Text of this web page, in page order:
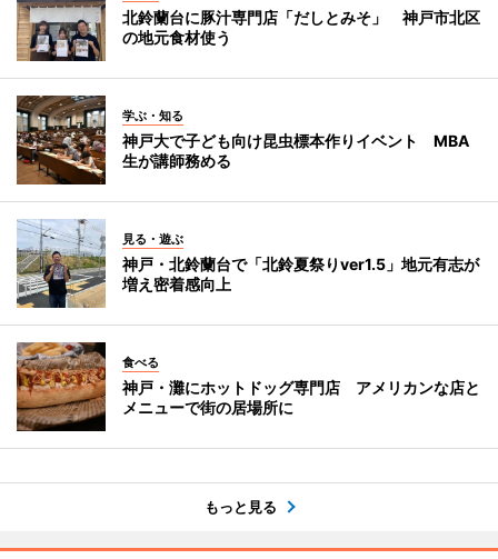
北鈴蘭台に豚汁専門店「だしとみそ」 神戸市北区
の地元食材使う
学ぶ・知る
神戸大で子ども向け昆虫標本作りイベント MBA
生が講師務める
見る・遊ぶ
神戸・北鈴蘭台で「北鈴夏祭りver1.5」地元有志が
増え密着感向上
食べる
神戸・灘にホットドッグ専門店 アメリカンな店と
メニューで街の居場所に
もっと見る